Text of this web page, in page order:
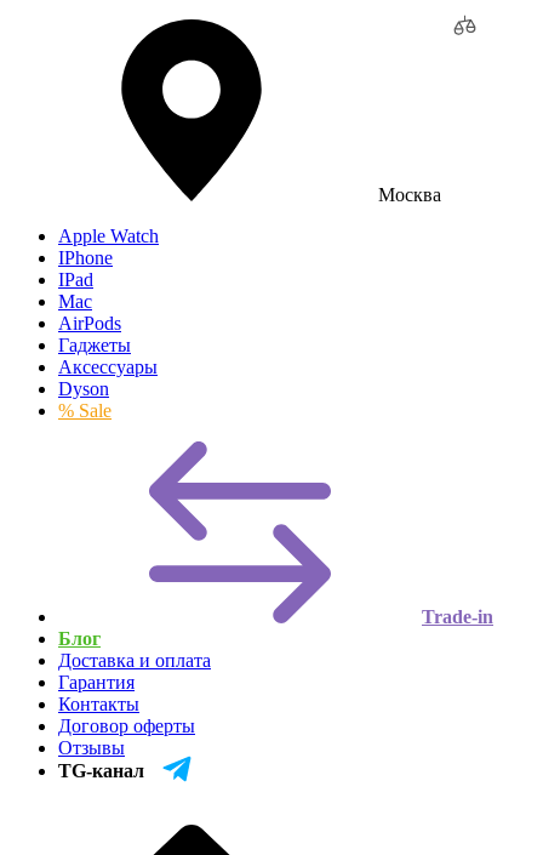
Москва
Apple Watch
IPhone
IPad
Mac
AirPods
Гаджеты
Аксессуары
Dyson
% Sale
Trade-in
Блог
Доставка и оплата
Гарантия
Контакты
Договор оферты
Отзывы
TG-канал